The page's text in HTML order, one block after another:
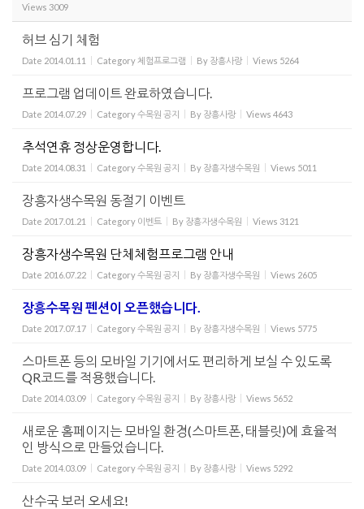
Views 3009
허브 심기 체험
Date 2014.01.11 Category 체험프로그램 By 장흥사랑 Views 5264
프로그램 업데이트 완료하였습니다.
Date 2014.07.29 Category수목원 공지 By 장흥사랑 Views 4643
추석연휴 정상운영합니다.
Date 2014.08.31 Category수목원 공지 By 장흥자생수목원 Views 5011
장흥자생수목원 동절기 이벤트
Date 2017.01.21 Category 이벤트 By 장흥자생수목원 Views 3121
장흥자생수목원 단체체험프로그램 안내
Date 2016.07.22 Category수목원 공지 By 장흥자생수목원 Views 2605
장흥수목원 펜션이 오픈했습니다.
Date 2017.07.17 Category수목원 공지 By 장흥자생수목원 Views 5775
스마트폰 등의 모바일 기기에서도 편리하게 보실 수 있도록
QR코드를 적용했습니다.
Date 2014.03.09 Category수목원 공지 By 장흥사랑 Views 5652
새로운 홈페이지는 모바일 환경(스마트폰, 태블릿)에 효율적
인 방식으로 만들었습니다.
Date 2014.03.09 Category수목원 공지 By 장흥사랑 Views 5292
산수국 보러 오세요!